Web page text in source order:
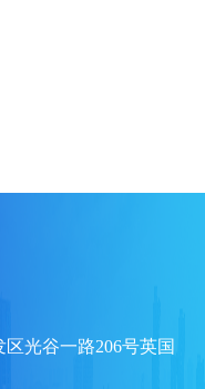
光谷一路206号英国